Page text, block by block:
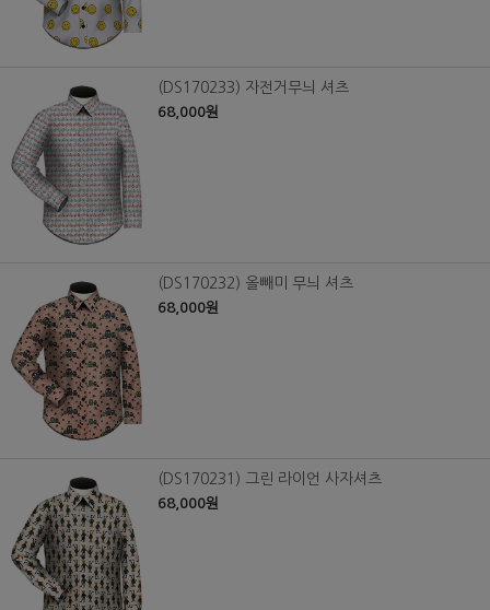
(DS170233) 자전거무늬 셔츠
68,000원
(DS170232) 올빼미 무늬 셔츠
68,000원
(DS170231) 그린 라이언 사자셔츠
68,000원